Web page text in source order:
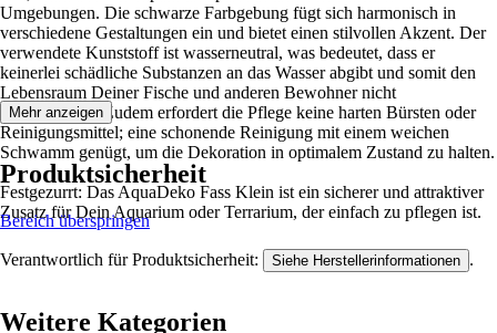
Umgebungen. Die schwarze Farbgebung fügt sich harmonisch in
verschiedene Gestaltungen ein und bietet einen stilvollen Akzent. Der
verwendete Kunststoff ist wasserneutral, was bedeutet, dass er
keinerlei schädliche Substanzen an das Wasser abgibt und somit den
Lebensraum Deiner Fische und anderen Bewohner nicht
beeinträchtigt. Zudem erfordert die Pflege keine harten Bürsten oder
Reinigungsmittel; eine schonende Reinigung mit einem weichen
Schwamm genügt, um die Dekoration in optimalem Zustand zu halten.
Festgezurrt: Das AquaDeko Fass Klein ist ein sicherer und attraktiver
Zusatz für Dein Aquarium oder Terrarium, der einfach zu pflegen ist.
Mehr anzeigen
Produktsicherheit
Bereich überspringen
Verantwortlich für Produktsicherheit: Siehe Herstellerinformationen .
Weitere Kategorien